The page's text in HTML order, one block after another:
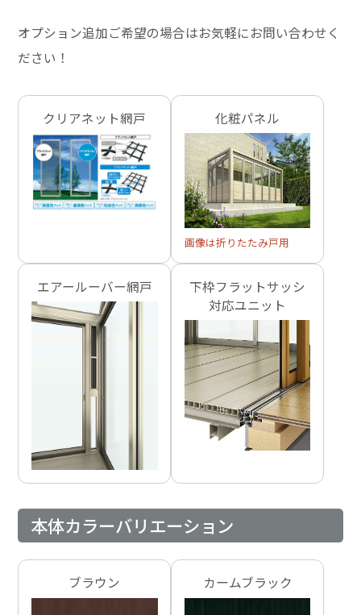
オプション追加ご希望の場合はお気軽にお問い合わせく
ださい！
クリアネット網戸 化粧パネル
画像は折りたたみ戸用
エアールーバー網戸
下枠フラットサッシ
対応ユニット
本体カラーバリエーション
ブラウン カームブラック